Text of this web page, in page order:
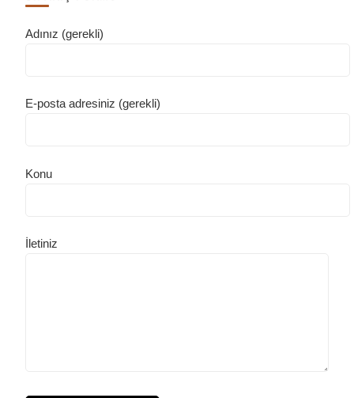
Adınız (gerekli)
E-posta adresiniz (gerekli)
Konu
İletiniz